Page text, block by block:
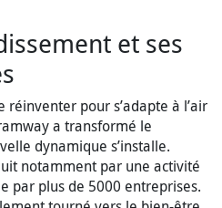
et ses
pour s’adapte à l’air
a transformé le
dynamique s’installe.
notamment par une activité
par plus de 5000 entreprises.